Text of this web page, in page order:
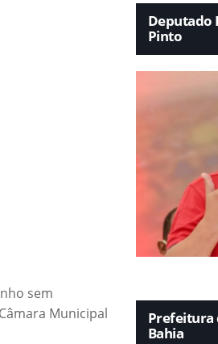
sem
Municipal
Deputado
Pinto
Prefeitura
Bahia